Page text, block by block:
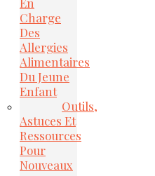
Charge
Des
Allergies
Alimentaires
Du Jeune
Enfant
Outils,
Astuces Et
Ressources
Pour
Nouveaux